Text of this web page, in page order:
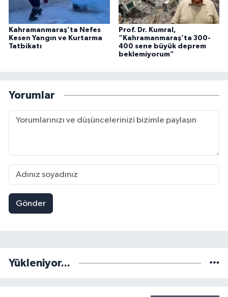
Kahramanmaraş’ta Nefes
Kesen Yangın ve Kurtarma
Tatbikatı
Prof. Dr. Kumral,
“Kahramanmaraş’ta 300-
400 sene büyük deprem
beklemiyorum”
Yorumlar
Gönder
Yükleniyor...